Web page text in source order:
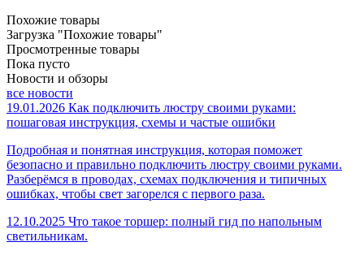
Похожие товары
Загрузка "Похожие товары"
Просмотренные товары
Пока пусто
Новости и обзоры
все новости
19.01.2026 Как подключить люстру своими руками:
пошаговая инструкция, схемы и частые ошибки
Подробная и понятная инструкция, которая поможет
безопасно и правильно подключить люстру своими руками.
Разберёмся в проводах, схемах подключения и типичных
ошибках, чтобы свет загорелся с первого раза.
12.10.2025 Что такое торшер: полный гид по напольным
светильникам.